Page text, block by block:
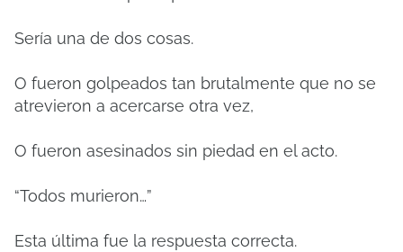
Sería una de dos cosas.
O fueron golpeados tan brutalmente que no se
atrevieron a acercarse otra vez,
O fueron asesinados sin piedad en el acto.
“Todos murieron…”
Esta última fue la respuesta correcta.